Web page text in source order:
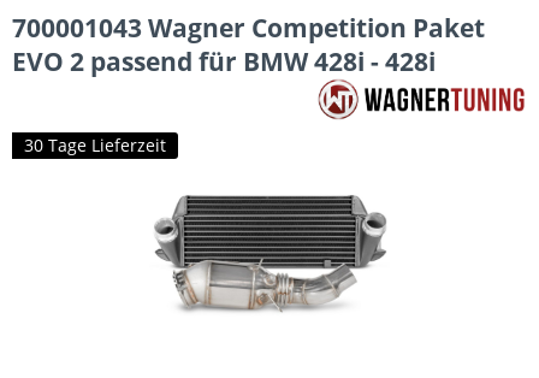
700001043 Wagner Competition Paket
EVO 2 passend für BMW 428i - 428i
30 Tage Lieferzeit